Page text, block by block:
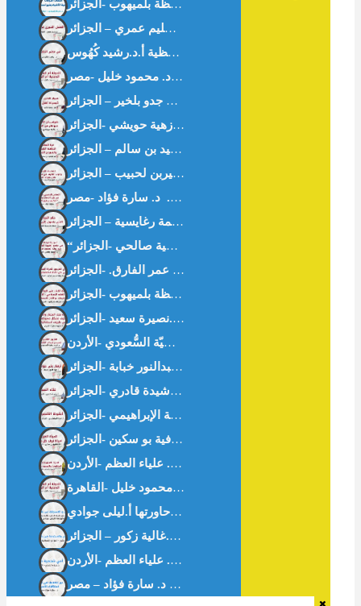
في معنى الحافظية أ.د.رشيد كُهُوس
بين التحدي والاستجابة في بلاد المهجر – حوار مع -غالية زكور-أخصائية القلب. حاورتها أ.ليلى جوادي
بين التحدي والاستجابة في بلاد المهجر -د.غالية زكور – الجزائر